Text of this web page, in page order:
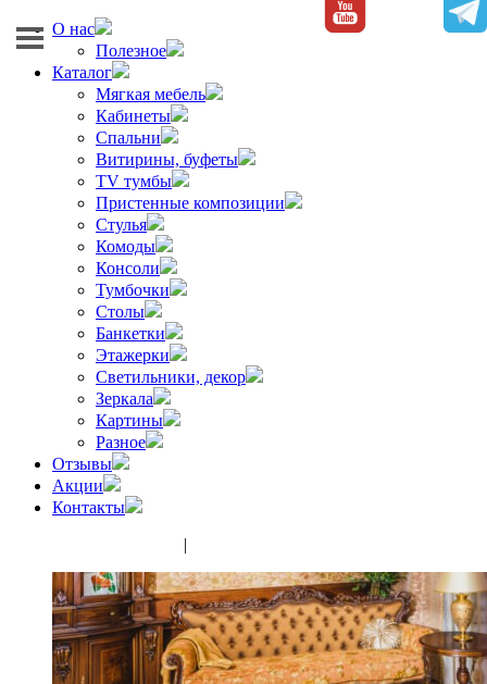
О нас
Полезное
Каталог
Мягкая мебель
Кабинеты
Спальни
Витирины, буфеты
TV тумбы
Пристенные композиции
Стулья
Комоды
Консоли
Тумбочки
Столы
Банкетки
Этажерки
Светильники, декор
Зеркала
Картины
Разное
Отзывы
Акции
Контакты
|